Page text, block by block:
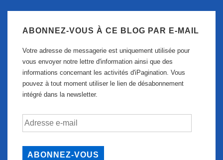
ABONNEZ-VOUS À CE BLOG PAR E-MAIL
Votre adresse de messagerie est uniquement utilisée pour
vous envoyer notre lettre d'information ainsi que des
informations concernant les activités d'iPagination. Vous
pouvez à tout moment utiliser le lien de désabonnement
intégré dans la newsletter.
Adresse
ABONNEZ-VOUS